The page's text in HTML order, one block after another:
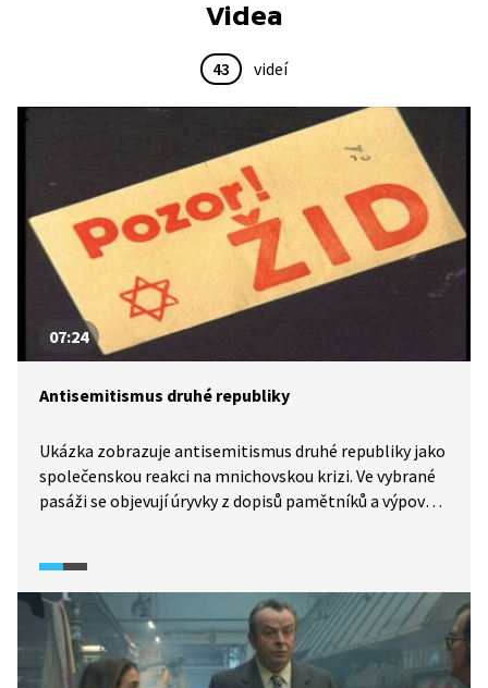
Videa
43 videí
07:24
Antisemitismus druhé republiky
Ukázka zobrazuje antisemitismus druhé republiky jako
společenskou reakci na mnichovskou krizi. Ve vybrané
pasáži se objevují úryvky z dopisů pamětníků a výpovědi
republiky: omezování výkonu povolání, propouštění
ze státní správy a přijetí dalších protižidovských
nařízení tehdejší vládou. Jako vypovídající příklad je
v ukázce zvolen oblíbený herec první republiky Hugo
Haas.